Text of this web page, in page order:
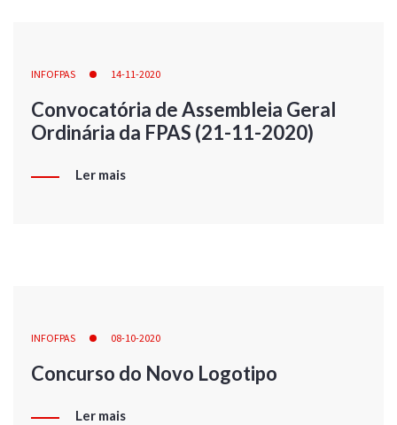
INFOFPAS 14-11-2020
Convocatória de Assembleia Geral
Ordinária da FPAS (21-11-2020)
Ler mais
INFOFPAS 08-10-2020
Concurso do Novo Logotipo
Ler mais